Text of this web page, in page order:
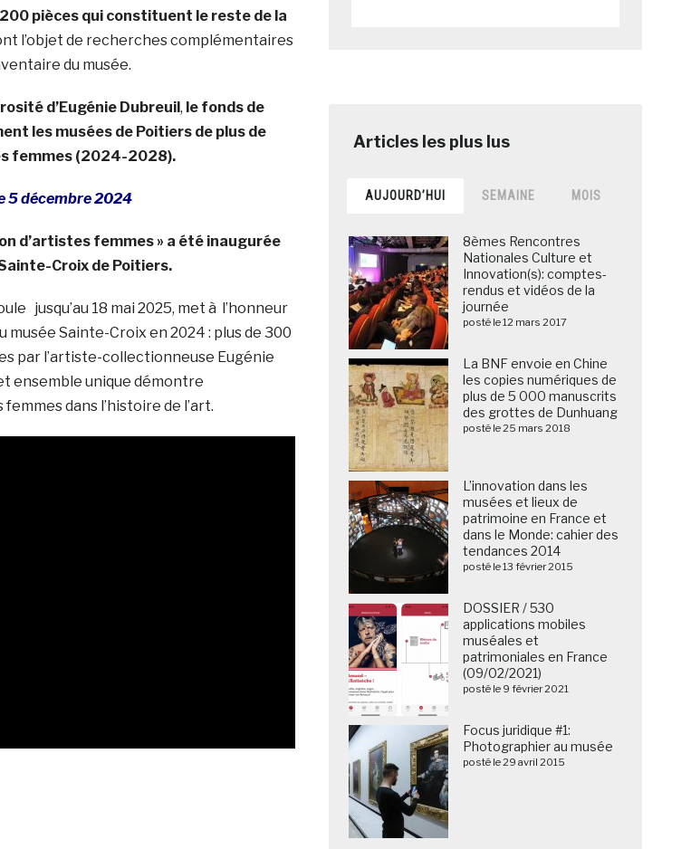
pièces qui constituent le reste de la
l’objet de recherches complémentaires
du musée.
d’Eugénie Dubreuil, le fonds de
les musées de Poitiers de plus de
femmes (2024-2028).
5 décembre 2024
d’artistes femmes » a été inaugurée
Croix de Poitiers.
jusqu’au 18 mai 2025, met à l’honneur
Sainte-Croix en 2024 : plus de 300
par l’artiste-collectionneuse Eugénie
ensemble unique démontre
dans l’histoire de l’art.
AUJOURD’HUI SEMAINE MOIS
8èmes Rencontres
Nationales Culture et
Innovation(s): comptes-
rendus et vidéos de la
journée
posté le 12 mars 2017
La BNF envoie en Chine
les copies numériques de
plus de 5 000 manuscrits
des grottes de Dunhuang
posté le 25 mars 2018
L’innovation dans les
musées et lieux de
patrimoine en France et
dans le Monde: cahier des
tendances 2014
posté le 13 février 2015
DOSSIER / 530
applications mobiles
muséales et
patrimoniales en France
(09/02/2021)
posté le 9 février 2021
Focus juridique #1:
Photographier au musée
posté le 29 avril 2015